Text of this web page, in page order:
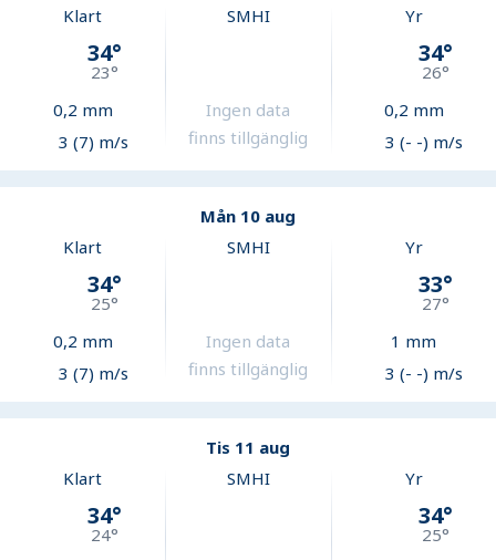
Klart
34°
23°
0,2 mm
3 (7) m/s
SMHI
Ingen data
finns tillgänglig
Yr
34°
26°
0,2 mm
3 (- -) m/s
Mån 10 aug
Klart
34°
25°
0,2 mm
3 (7) m/s
SMHI
Ingen data
finns tillgänglig
Yr
33°
27°
1 mm
3 (- -) m/s
Tis 11 aug
Klart
34°
24°
SMHI Yr
34°
25°